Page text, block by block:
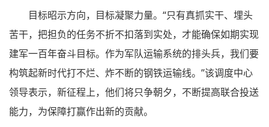
目标昭示方向，目标凝聚力量。“只有真抓实干、埋头
苦干，把担负的任务不折不扣落到实处，才能确保如期实现
建军一百年奋斗目标。作为军队运输系统的排头兵，我们要
构筑起新时代打不烂、炸不断的钢铁运输线。”该调度中心
领导表示，新征程上，他们将只争朝夕，不断提高联合投送
能力，为保障打赢作出新的贡献。